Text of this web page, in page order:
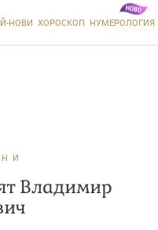
НОВИ ХОРОСКОП НУМЕРОЛОГИЯ
Владимир